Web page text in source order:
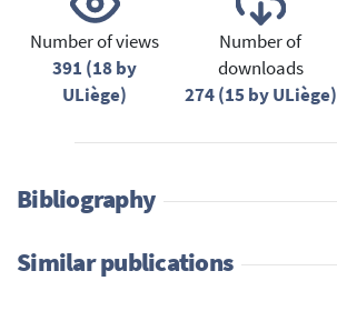
Number of views
391 (18 by
ULiège)
Number of
downloads
274 (15 by ULiège)
Bibliography
Similar publications